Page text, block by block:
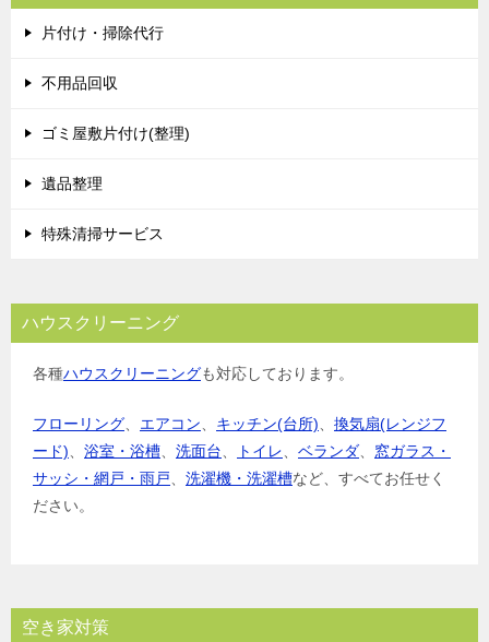
片付け・掃除代行
不用品回収
ゴミ屋敷片付け(整理)
遺品整理
特殊清掃サービス
ハウスクリーニング
各種ハウスクリーニングも対応しております。
フローリング エアコン キッチン(台所)
換気扇(レンジフ
ード)
浴室・浴槽 洗面台 トイレ ベランダ
窓ガラス・
サッシ・網戸・雨戸
洗濯機・洗濯槽など、すべてお任せく
ださい。
空き家対策